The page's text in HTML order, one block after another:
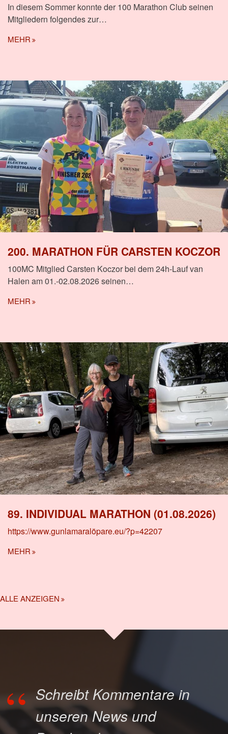
In diesem Sommer konnte der 100 Marathon Club seinen
Mitgliedern folgendes zur…
MEHR
200. MARATHON FÜR CARSTEN KOCZOR
100MC Mitglied Carsten Koczor bei dem 24h-Lauf van
Halen am 01.-02.08.2026 seinen…
MEHR
89. INDIVIDUAL MARATHON (01.08.2026)
https://www.gunlamaralöpare.eu/?p=42207
MEHR
ALLE ANZEIGEN
Schreibt Kommentare in
unseren News und